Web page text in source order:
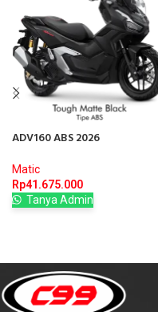
ADV160 ABS 2026
Matic
Rp41.675.000
Tanya Admin